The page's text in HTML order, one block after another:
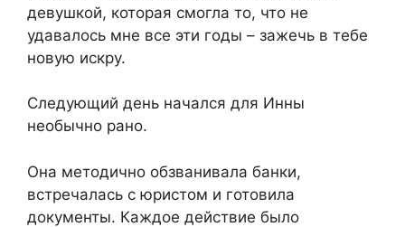
девушкой, которая смогла то, что не
удавалось мне все эти годы – зажечь в тебе
новую искру.
Следующий день начался для Инны
необычно рано.
Она методично обзванивала банки,
встречалась с юристом и готовила
документы. Каждое действие было